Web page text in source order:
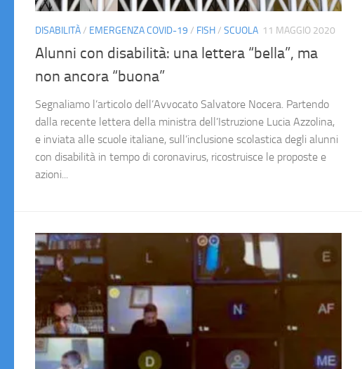
DISABILITÀ/ EMERGENZA COVID-19 / FISH/ SCUOLA 11 MAGGIO 2020
Alunni con disabilità: una lettera “bella”, ma
non ancora “buona”
Segnaliamo l’articolo dell’Avvocato Salvatore Nocera. Partendo
dalla recente lettera della ministra dell’Istruzione Lucia Azzolina,
e inviata alle scuole italiane, sull’inclusione scolastica degli alunni
con disabilità in tempo di coronavirus, ricostruisce le proposte e
azioni...